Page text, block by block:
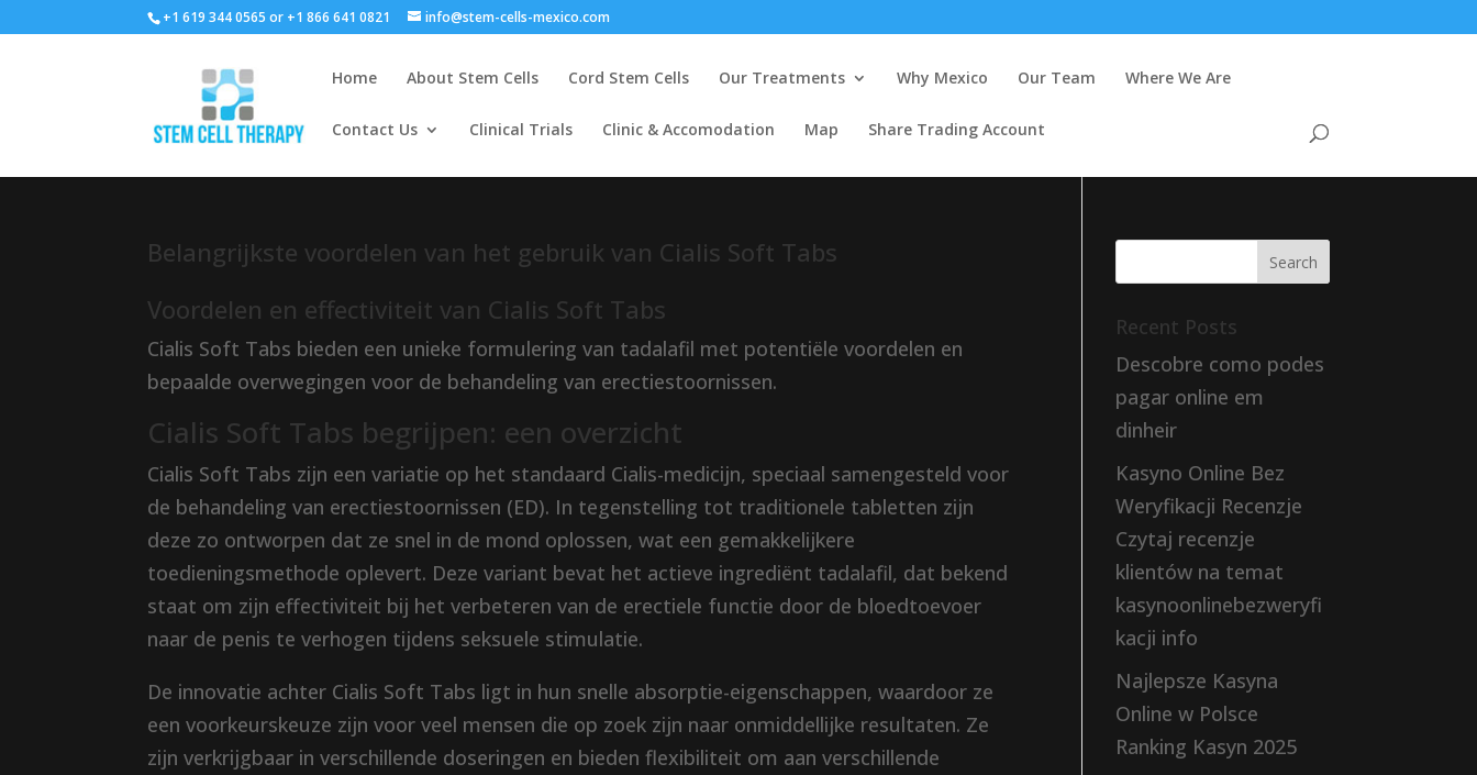
+1 619 344 0565 or +1 866 641 0821 info@stem-cells-mexico.com
Home About Stem Cells Cord Stem Cells Our Treatments Why Mexico Our Team Where We Are
Contact Us Clinical Trials Clinic & Accomodation Map Share Trading Account
Belangrijkste voordelen van het gebruik van Cialis Soft Tabs
Voordelen en effectiviteit van Cialis Soft Tabs
Cialis Soft Tabs bieden een unieke formulering van tadalafil met potentiële voordelen en
bepaalde overwegingen voor de behandeling van erectiestoornissen.
Cialis Soft Tabs begrijpen: een overzicht
Cialis Soft Tabs zijn een variatie op het standaard Cialis-medicijn, speciaal samengesteld voor
de behandeling van erectiestoornissen (ED). In tegenstelling tot traditionele tabletten zijn
deze zo ontworpen dat ze snel in de mond oplossen, wat een gemakkelijkere
toedieningsmethode oplevert. Deze variant bevat het actieve ingrediënt tadalafil, dat bekend
staat om zijn effectiviteit bij het verbeteren van de erectiele functie door de bloedtoevoer
naar de penis te verhogen tijdens seksuele stimulatie.
De innovatie achter Cialis Soft Tabs ligt in hun snelle absorptie-eigenschappen, waardoor ze
een voorkeurskeuze zijn voor veel mensen die op zoek zijn naar onmiddellijke resultaten. Ze
zijn verkrijgbaar in verschillende doseringen en bieden flexibiliteit om aan verschillende
Recent Posts
Descobre como podes
pagar online em
dinheir
Kasyno Online Bez
Weryfikacji Recenzje
Czytaj recenzje
klientów na temat
kasynoonlinebezweryfi
kacji info
Najlepsze Kasyna
Online w Polsce
Ranking Kasyn 2025